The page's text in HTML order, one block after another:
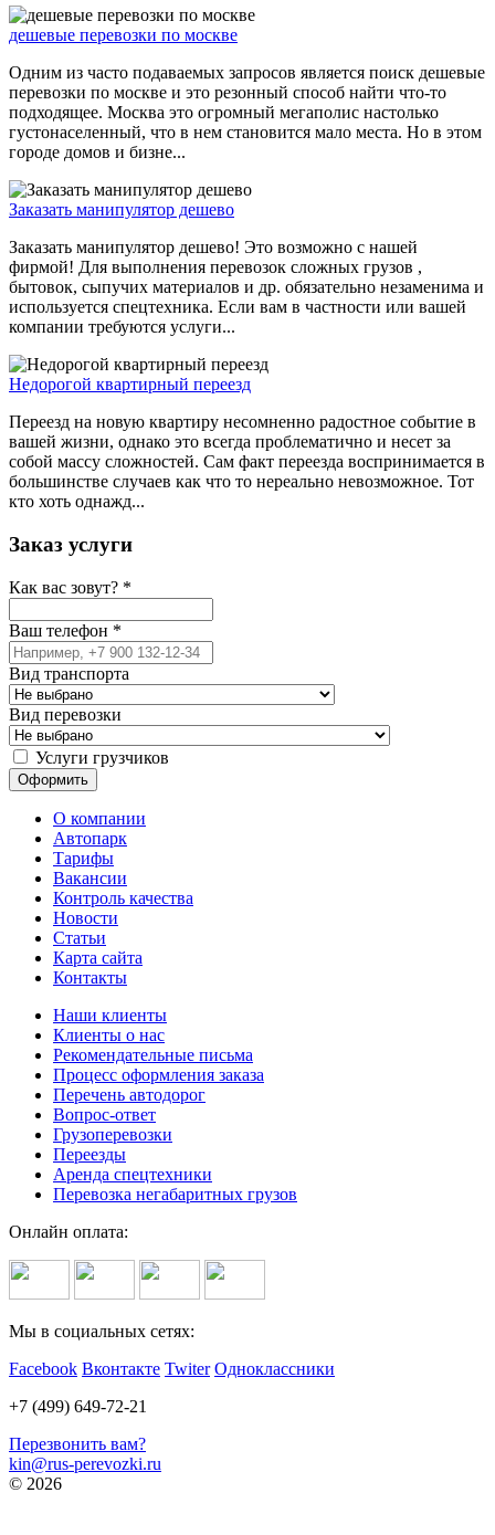
дешевые перевозки по москве
Одним из часто подаваемых запросов является поиск дешевые
перевозки по москве и это резонный способ найти что-то
подходящее. Москва это огромный мегаполис настолько
густонаселенный, что в нем становится мало места. Но в этом
городе домов и бизне...
Заказать манипулятор дешево
Заказать манипулятор дешево! Это возможно с нашей
фирмой! Для выполнения перевозок сложных грузов ,
бытовок, сыпучих материалов и др. обязательно незаменима и
используется спецтехника. Если вам в частности или вашей
компании требуются услуги...
Недорогой квартирный переезд
Переезд на новую квартиру несомненно радостное событие в
вашей жизни, однако это всегда проблематично и несет за
собой массу сложностей. Сам факт переезда воспринимается в
большинстве случаев как что то нереально невозможное. Тот
кто хоть однажд...
Заказ услуги
Как вас зовут? *
Ваш телефон *
Вид транспорта
Вид перевозки
Услуги грузчиков
О компании
Автопарк
Тарифы
Вакансии
Контроль качества
Новости
Статьи
Карта сайта
Контакты
Наши клиенты
Клиенты о нас
Рекомендательные письма
Процесс оформления заказа
Перечень автодорог
Вопрос-ответ
Грузоперевозки
Переезды
Аренда спецтехники
Перевозка негабаритных грузов
Онлайн оплата:
Мы в социальных сетях:
Facebook Вконтакте Twiter Одноклассники
+7 (499) 649-72-21
Перезвонить вам?
kin@rus-perevozki.ru
© 2026